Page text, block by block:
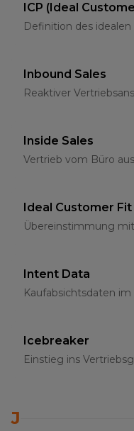
ICP (Ideal
Definition des
Inbound Sales
Reaktiver
Inside Sales
Vertrieb vom Büro aus
Ideal Customer Fit
Übereinstimmung
Intent Data
Kaufabsichtsdaten im
Icebreaker
Einstieg ins
J